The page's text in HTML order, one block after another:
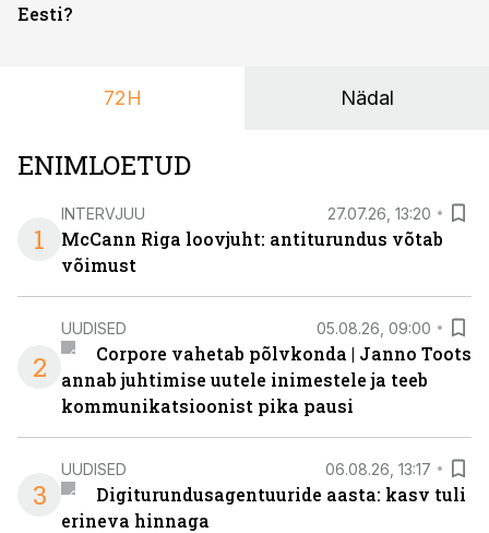
Eesti?
72H Nädal
ENIMLOETUD
1
INTERVJUU 27.07.26, 13:20
McCann Riga loovjuht: antiturundus võtab
võimust
2
UUDISED 05.08.26, 09:00
Corpore vahetab põlvkonda | Janno Toots
annab juhtimise uutele inimestele ja teeb
kommunikatsioonist pika pausi
3
UUDISED 06.08.26, 13:17
Digiturundusagentuuride aasta: kasv tuli
erineva hinnaga